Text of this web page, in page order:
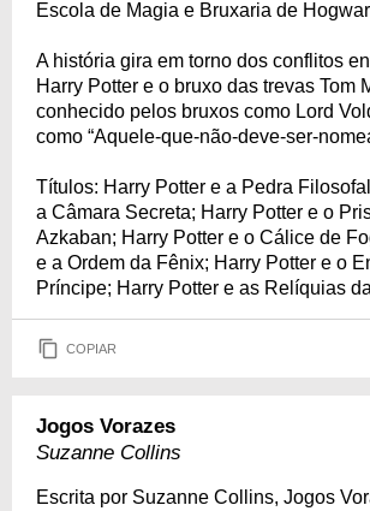
Escola de Magia e Bruxaria de
A história gira em torno dos conflitos
Harry Potter e o bruxo das trevas Tom
conhecido pelos bruxos como Lord
como “Aquele-que-não-deve-ser-
Títulos: Harry Potter e a Pedra
a Câmara Secreta; Harry Potter e o
Azkaban; Harry Potter e o Cálice de
e a Ordem da Fênix; Harry Potter e o
Príncipe; Harry Potter e as Relíquias
COPIAR
Jogos Vorazes
Suzanne Collins
Escrita por Suzanne Collins, Jogos